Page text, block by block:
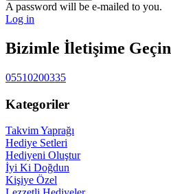
A password will be e-mailed to you.
Log in
Bizimle İletişime Geçin
05510200335
Kategoriler
Takvim Yaprağı
Hediye Setleri
Hediyeni Oluştur
İyi Ki Doğdun
Kişiye Özel